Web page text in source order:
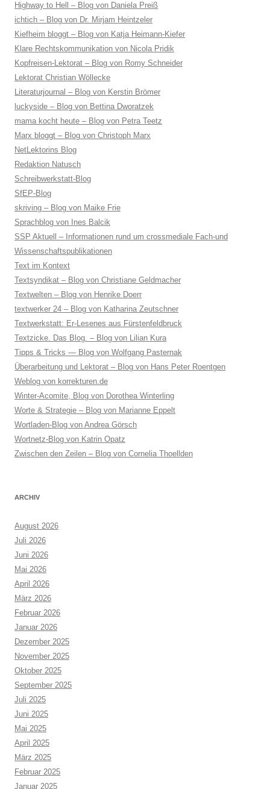
Highway to Hell – Blog von Daniela Preiß
ichtich – Blog von Dr. Mirjam Heintzeler
Kiefheim bloggt – Blog von Katja Heimann-Kiefer
Klare Rechtskommunikation von Nicola Pridik
Kopfreisen-Lektorat – Blog von Romy Schneider
Lektorat Christian Wöllecke
Literaturjournal – Blog von Kerstin Brömer
luckyside – Blog von Bettina Dworatzek
mama kocht heute – Blog von Petra Teetz
Marx bloggt – Blog von Christoph Marx
NetLektorins Blog
Redaktion Natusch
Schreibwerkstatt-Blog
SfEP-Blog
skriving – Blog von Maike Frie
Sprachblog von Ines Balcik
SSP Aktuell – Informationen rund um crossmediale Fach-und
Wissenschaftspublikationen
Text im Kontext
Textsyndikat – Blog von Christiane Geldmacher
Textwelten – Blog von Henrike Doerr
textwerker 24 – Blog von Katharina Zeutschner
Textwerkstatt: Er-Lesenes aus Fürstenfeldbruck
Textzicke. Das Blog. – Blog von Lilian Kura
Tipps & Tricks — Blog von Wolfgang Pasternak
Überarbeitung und Lektorat – Blog von Hans Peter Roentgen
Weblog von korrekturen.de
Winter-Acomite, Blog von Dorothea Winterling
Worte & Strategie – Blog von Marianne Eppelt
Wortladen-Blog von Andrea Görsch
Wortnetz-Blog von Katrin Opatz
Zwischen den Zeilen – Blog von Cornelia Thoellden
ARCHIV
August 2026
Juli 2026
Juni 2026
Mai 2026
April 2026
März 2026
Februar 2026
Januar 2026
Dezember 2025
November 2025
Oktober 2025
September 2025
Juli 2025
Juni 2025
Mai 2025
April 2025
März 2025
Februar 2025
Januar 2025